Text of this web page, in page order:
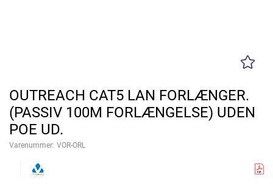
OUTREACH CAT5 LAN FORLÆNGER.
(PASSIV 100M FORLÆNGELSE) UDEN
POE UD.
Varenummer: VOR-ORL